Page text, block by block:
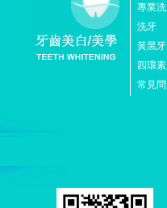
專業
洗牙
黃黑牙
四環
常見